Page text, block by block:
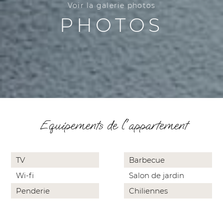
Voir la galerie photos
PHOTOS
Equipements de l'appartement
TV
Wi-fi
Penderie
Barbecue
Salon de jardin
Chiliennes